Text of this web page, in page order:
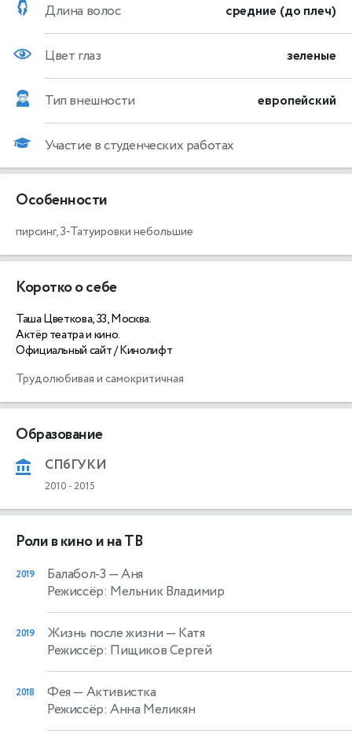
Длина волос средние (до плеч)
Цвет глаз зеленые
Тип внешности европейский
Участие в студенческих работах
Особенности
пирсинг,3-Татуировки небольшие
Коротко о себе
Таша Цветкова, 33, Москва.
Актёр театра и кино.
Официальный сайт / Кинолифт
Трудолюбивая и самокритичная
Образование
СПбГУКИ
2010 - 2015
Роли в кино и на ТВ
2019 Балабол-3 — Аня
Режиссёр: Мельник Владимир
2019 Жизнь после жизни — Катя
Режиссёр: Пищиков Сергей
2018 Фея — Активистка
Режиссёр: Анна Меликян